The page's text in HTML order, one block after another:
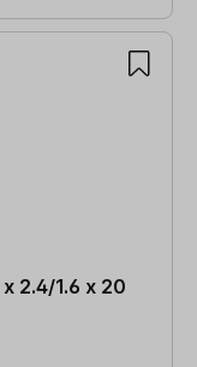
2.4/1.6 x 20